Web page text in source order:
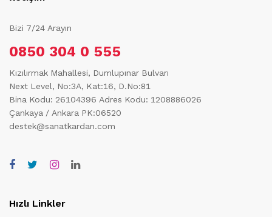
Bizi 7/24 Arayın
0850 304 0 555
Kızılırmak Mahallesi, Dumlupınar Bulvarı
Next Level, No:3A, Kat:16, D.No:81
Bina Kodu: 26104396 Adres Kodu: 1208886026
Çankaya / Ankara PK:06520
destek@sanatkardan.com
Hızlı Linkler